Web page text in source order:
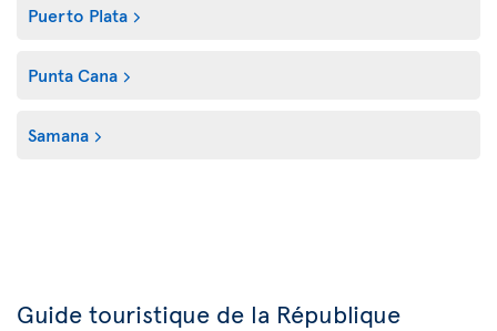
Puerto Plata
Punta Cana
Samana
Guide touristique de la République